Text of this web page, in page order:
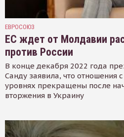
ЕВРОСОЮЗ
ЕС ждет от Молдавии
против России
В конце декабря 2022 года
Санду заявила, что отношения
уровнях прекращены после
вторжения в Украину